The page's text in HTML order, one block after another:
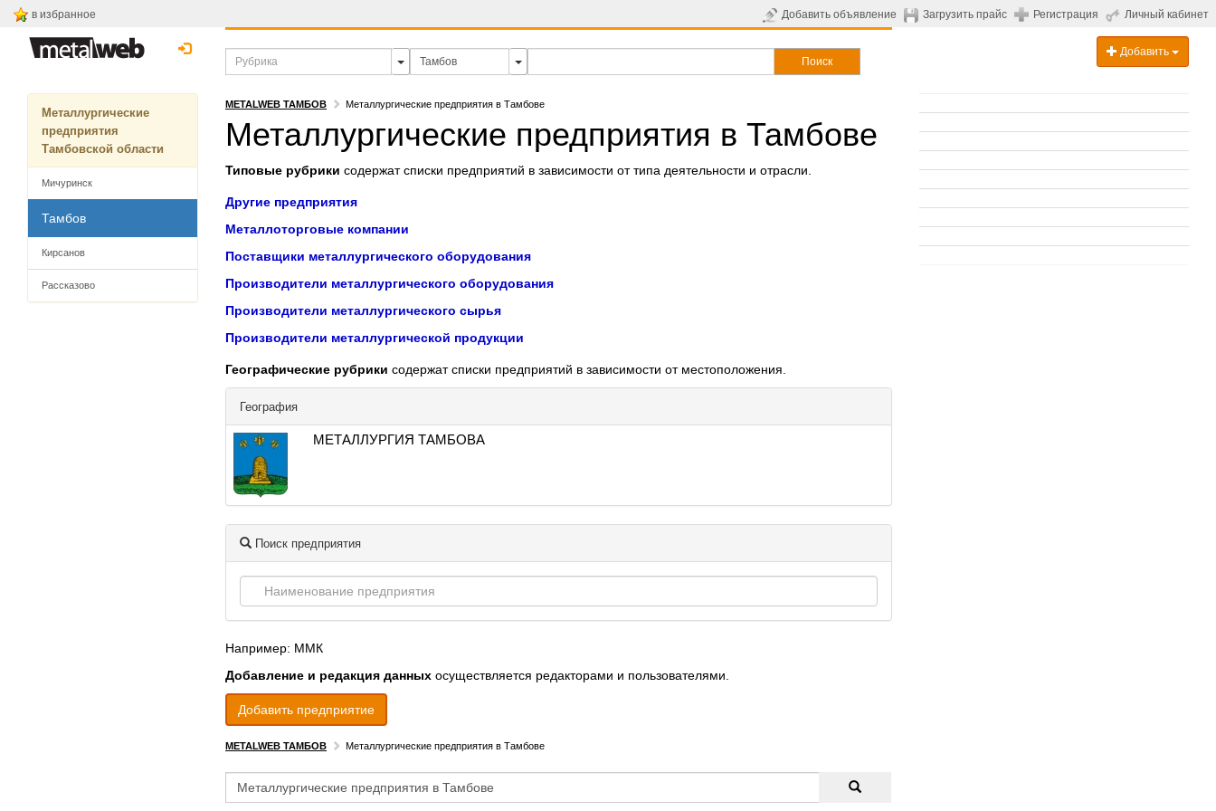
в избранное Добавить объявление Загрузить прайс Регистрация Личный кабинет
Поиск
Добавить
Металлургические
предприятия
Тамбовской области
Мичуринск
Тамбов
Кирсанов
Рассказово
METALWEB ТАМБОВ Металлургические предприятия в Тамбове
Металлургические предприятия в Тамбове
Типовые рубрики содержат списки предприятий в зависимости от типа деятельности и отрасли.
Другие предприятия
Металлоторговые компании
Поставщики металлургического оборудования
Производители металлургического оборудования
Производители металлургического сырья
Производители металлургической продукции
Географические рубрики содержат списки предприятий в зависимости от местоположения.
География
МЕТАЛЛУРГИЯ ТАМБОВА
Поиск предприятия
Например: ММК
Добавление и редакция данных осуществляется редакторами и пользователями.
Добавить предприятие
METALWEB ТАМБОВ Металлургические предприятия в Тамбове